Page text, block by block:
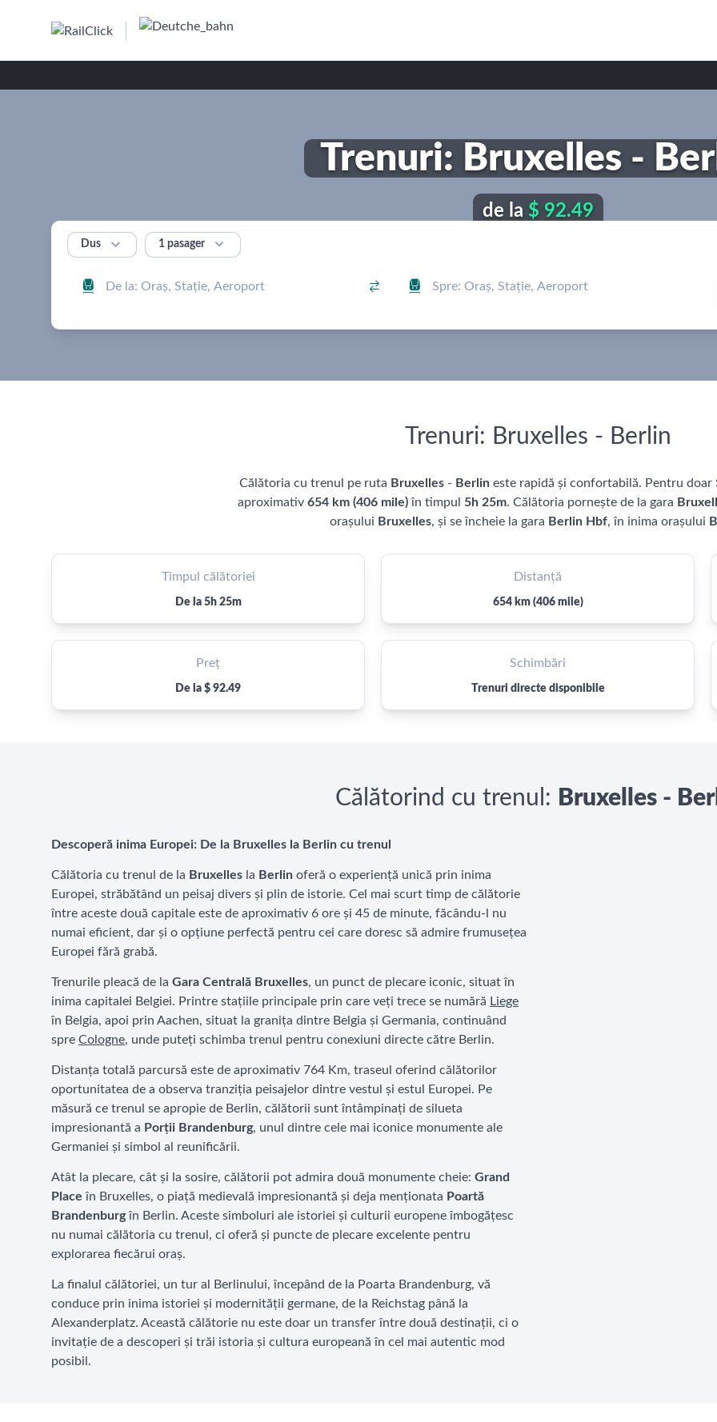
Trenuri: Bruxelles -
de la $ 92.49
Dus  1 pasager 
  
Trenuri: Bruxelles - Berlin
Călătoria cu trenul pe ruta Bruxelles - Berlin este rapidă și confortabilă. Pentru doar
aproximativ 654 km (406 mile)în timpul 5h 25m. Călătoria pornește de la gara
orașului Bruxelles, și se încheie la gara Berlin Hbf, în inima orașului
Timpul călătoriei
De la 5h 25m
Preț
De la $ 92.49
Distanță
654 km (406 mile)
Schimbări
Trenuri directe disponibile
Călătorind cu trenul: Bruxelles -
Descoperă inima Europei: De la Bruxelles la Berlin cu trenul
Călătoria cu trenul de la Bruxelles la Berlin oferă o experiență unică prin inima
Europei, străbătând un peisaj divers și plin de istorie. Cel mai scurt timp de călătorie
între aceste două capitale este de aproximativ 6 ore și 45 de minute, făcându-l nu
numai eficient, dar și o opțiune perfectă pentru cei care doresc să admire frumusețea
Europei fără grabă.
Trenurile pleacă de la Gara Centrală Bruxelles, un punct de plecare iconic, situat în
inima capitalei Belgiei. Printre stațiile principale prin care veți trece se numără Liege
în Belgia, apoi prin Aachen, situat la granița dintre Belgia și Germania, continuând
spre Cologne, unde puteți schimba trenul pentru conexiuni directe către Berlin.
Distanța totală parcursă este de aproximativ 764 Km, traseul oferind călătorilor
oportunitatea de a observa tranziția peisajelor dintre vestul și estul Europei. Pe
măsură ce trenul se apropie de Berlin, călătorii sunt întâmpinați de silueta
impresionantă a Porții Brandenburg, unul dintre cele mai iconice monumente ale
Germaniei și simbol al reunificării.
Atât la plecare, cât și la sosire, călătorii pot admira două monumente cheie: Grand
Place în Bruxelles, o piață medievală impresionantă și deja menționata Poartă
Brandenburgîn Berlin. Aceste simboluri ale istoriei și culturii europene îmbogățesc
nu numai călătoria cu trenul, ci oferă și puncte de plecare excelente pentru
explorarea fiecărui oraș.
La finalul călătoriei, un tur al Berlinului, începând de la Poarta Brandenburg, vă
conduce prin inima istoriei și modernității germane, de la Reichstag până la
Alexanderplatz. Această călătorie nu este doar un transfer între două destinații, ci o
invitație de a descoperi și trăi istoria și cultura europeană în cel mai autentic mod
posibil.